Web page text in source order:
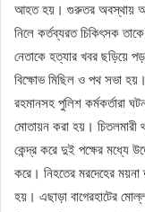
আহত হয়। গুরুতর অবস্থায়
নিলে কর্তব্যরত চিকিৎসক
নেতাকে হত্যার খবর ছড়িয়ে
বিক্ষোভ মিছিল ও পথ সভা
রহমানসহ পুলিশ কর্মকর্তারা
মোতায়ন করা হয়। চিতলমারী
কেন্দ্র করে দুই পক্ষের মধ্যে
করে। নিহতের মরদেহের ময়না
হয়। এছাড়া বাগেরহাটের